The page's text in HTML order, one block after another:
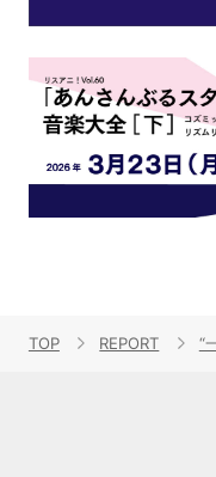
TOP REPORT “